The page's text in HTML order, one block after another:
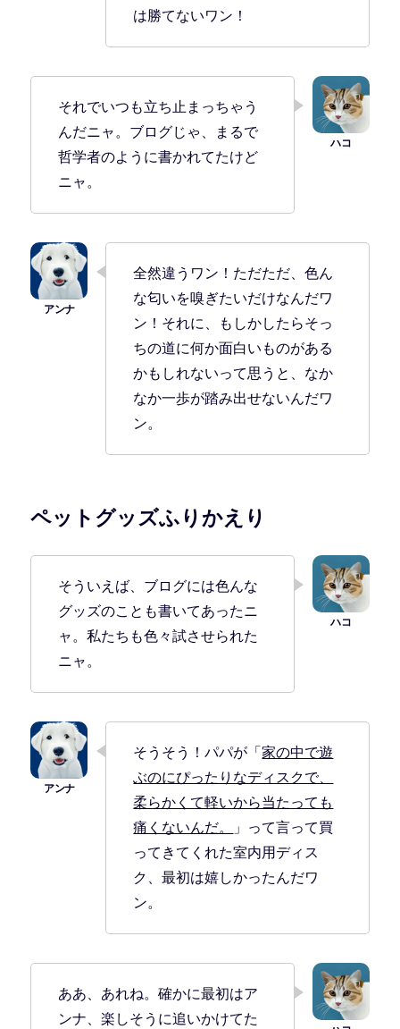
は勝てないワン！
それでいつも立ち止まっちゃう
んだニャ。ブログじゃ、まるで
哲学者のように書かれてたけど
ニャ。
全然違うワン！ただただ、色ん
な匂いを嗅ぎたいだけなんだワ
ン！それに、もしかしたらそっ
ちの道に何か面白いものがある
かもしれないって思うと、なか
なか一歩が踏み出せないんだワ
ン。
ペットグッズふりかえり
そういえば、ブログには色んな
グッズのことも書いてあったニ
ャ。私たちも色々試させられた
ニャ。
そうそう！パパが「家の中で遊
ぶのにぴったりなディスクで、
柔らかくて軽いから当たっても
痛くないんだ。
」って言って買
ってきてくれた室内用ディス
ク、最初は嬉しかったんだワ
ン。
ああ、あれね。確かに最初はア
ンナ、楽しそうに追いかけてた